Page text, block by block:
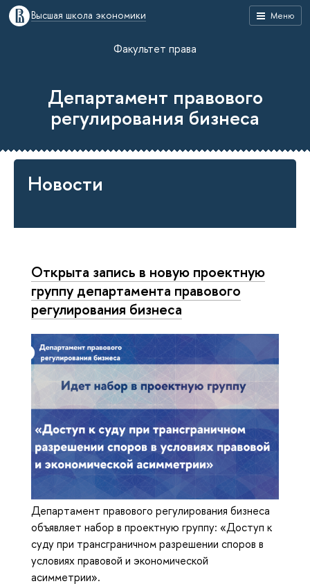
Меню
Высшая школа экономики
Факультет права
Департамент правового
регулирования бизнеса
Новости
Открыта запись в новую проектную
группу департамента правового
регулирования бизнеса
Департамент правового регулирования бизнеса
объявляет набор в проектную группу: «Доступ к
суду при трансграничном разрешении споров в
условиях правовой и экономической
асимметрии».